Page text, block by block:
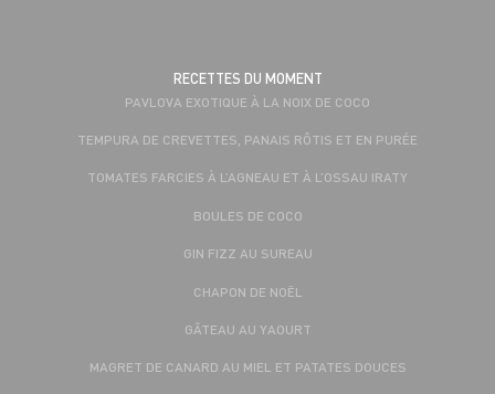
RECETTES DU MOMENT
PAVLOVA EXOTIQUE À LA NOIX DE COCO
TEMPURA DE CREVETTES, PANAIS RÔTIS ET EN PURÉE
TOMATES FARCIES À L’AGNEAU ET À L’OSSAU IRATY
BOULES DE COCO
GIN FIZZ AU SUREAU
CHAPON DE NOËL
GÂTEAU AU YAOURT
MAGRET DE CANARD AU MIEL ET PATATES DOUCES